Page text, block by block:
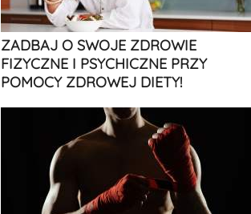
ZADBAJ O SWOJE ZDROWIE
FIZYCZNE I PSYCHICZNE PRZY
POMOCY ZDROWEJ DIETY!